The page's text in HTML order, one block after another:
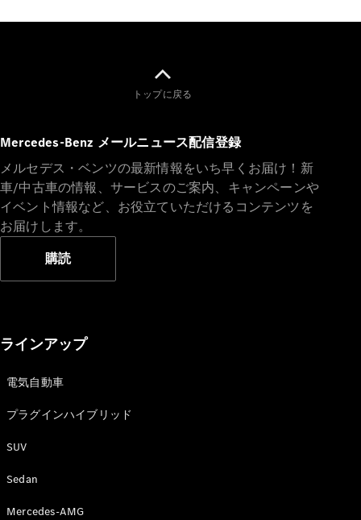
AMG GT 4-
電気
試乗リクエ
スト
オンライン
ショールー
ム
Cabriolet/Roadster
Cabriolet/Roadster
CLE
Cabriolet
Mercedes-
トップに戻る
Mercedes-Benz メールニュース配信登録
メルセデス・ベンツの最新情報をいち早くお届け！新
車/中古車の情報、サービスのご案内、キャンペーンや
イベント情報など、お役立ていただけるコンテンツを
お届けします。
購読
ラインアップ
電気自動車
プラグインハイブリッド
SUV
Sedan
Mercedes-AMG